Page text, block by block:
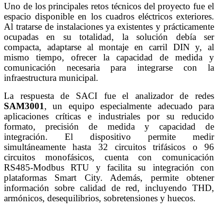
Uno de los principales retos técnicos del proyecto fue el
espacio disponible en los cuadros eléctricos exteriores.
Al tratarse de instalaciones ya existentes y prácticamente
ocupadas en su totalidad, la solución debía ser
compacta, adaptarse al montaje en carril DIN y, al
mismo tiempo, ofrecer la capacidad de medida y
comunicación necesaria para integrarse con la
infraestructura municipal.
La respuesta de SACI fue el analizador de redes
SAM3001, un equipo especialmente adecuado para
aplicaciones críticas e industriales por su reducido
formato, precisión de medida y capacidad de
integración. El dispositivo permite medir
simultáneamente hasta 32 circuitos trifásicos o 96
circuitos monofásicos, cuenta con comunicación
RS485-Modbus RTU y facilita su integración con
plataformas Smart City. Además, permite obtener
información sobre calidad de red, incluyendo THD,
armónicos, desequilibrios, sobretensiones y huecos.